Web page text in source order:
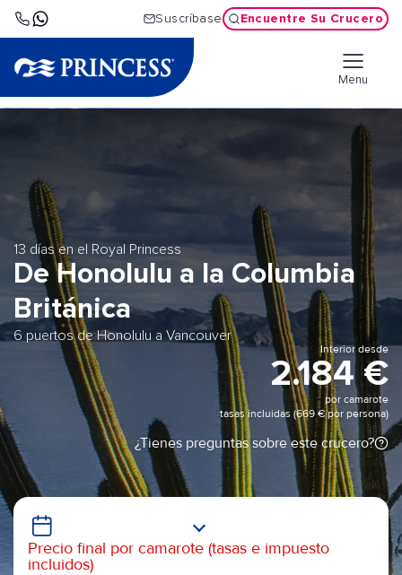
Suscríbase Encuentre Su Crucero
Menu
13 días en el Royal Princess
De Honolulu a la Columbia
Británica
6 puertos de Honolulu a Vancouver
Interior desde
2.184 €
por camarote
tasas incluidas (669 € por persona)
¿Tienes preguntas sobre este crucero?
Precio final por camarote (tasas e impuesto
incluidos)